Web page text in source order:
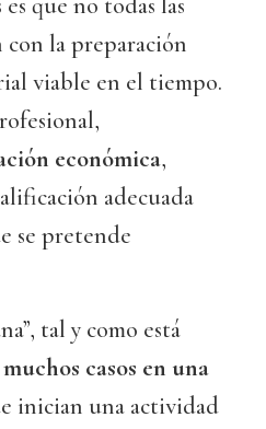
que no todas las
con la preparación
viable en el tiempo.
económica,
adecuada
se pretende
tal y como está
casos en una
inician una actividad